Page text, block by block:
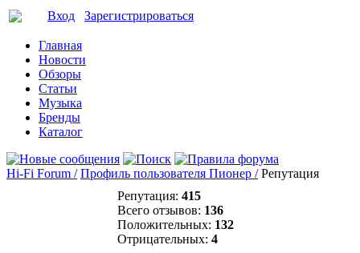
Вход Зарегистрироваться
Главная
Новости
Обзоры
Статьи
Музыка
Бренды
Каталог
Hi-Fi Forum / Профиль пользователя Пионер / Репутация
Репутация: 415
Всего отзывов: 136
Положительных: 132
Отрицательных: 4